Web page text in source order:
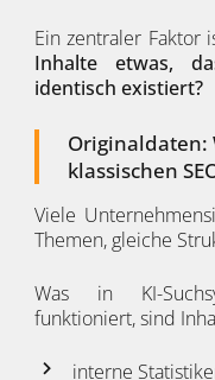
Ein zentraler Faktor
Inhalte etwas,
identisch existiert?
Originaldaten:
klassischen
Viele
Themen, gleiche
Was in KI-
funktioniert, sind
interne